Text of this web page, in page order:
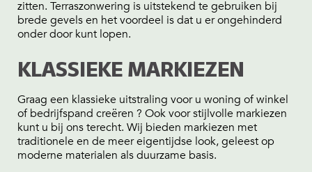
zitten. Terraszonwering is uitstekend te gebruiken bij
brede gevels en het voordeel is dat u er ongehinderd
onder door kunt lopen.
KLASSIEKE MARKIEZEN
Graag een klassieke uitstraling voor u woning of winkel
of bedrijfspand creëren ? Ook voor stijlvolle markiezen
kunt u bij ons terecht. Wij bieden markiezen met
traditionele en de meer eigentijdse look, geleest op
moderne materialen als duurzame basis.